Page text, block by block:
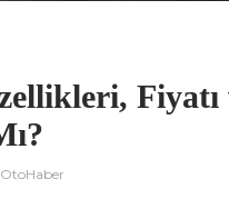
Fiyatı
OtoHaber